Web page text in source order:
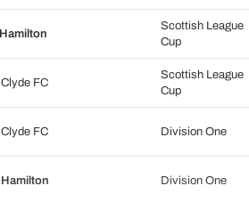
Hamilton
Scottish League
Cup
Clyde FC
Scottish League
Cup
Clyde FC Division One
Hamilton Division One